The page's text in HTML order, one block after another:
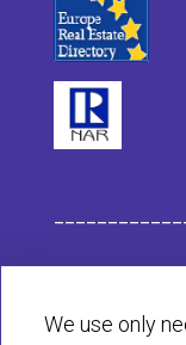
We use only